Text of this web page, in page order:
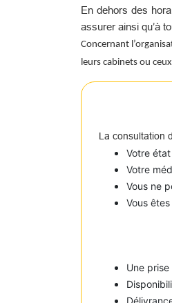
En dehors des
assurer ainsi qu’à
Concernant
leurs cabinets ou
La consultation
Votre
Votre
Vous ne
Vous
Une